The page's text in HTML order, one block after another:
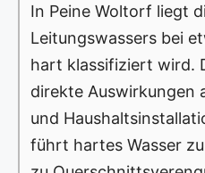
In Peine Woltorf liegt
Leitungswassers bei
hart klassifiziert wird.
direkte Auswirkungen
und
führt hartes Wasser